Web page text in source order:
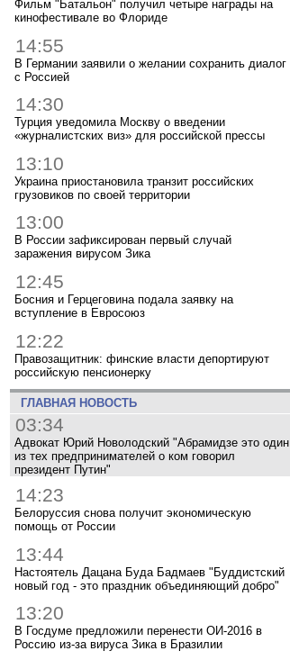
Фильм "Батальон" получил четыре награды на
кинофестивале во Флориде
14:55
В Германии заявили о желании сохранить диалог
с Россией
14:30
Турция уведомила Москву о введении
«журналистских виз» для российской прессы
13:10
Украина приостановила транзит российских
грузовиков по своей территории
13:00
В России зафиксирован первый случай
заражения вирусом Зика
12:45
Босния и Герцеговина подала заявку на
вступление в Евросоюз
12:22
Правозащитник: финские власти депортируют
российскую пенсионерку
ГЛАВНАЯ НОВОСТЬ
03:34
Адвокат Юрий Новолодский "Абрамидзе это один
из тех предпринимателей о ком говорил
президент Путин"
14:23
Белоруссия снова получит экономическую
помощь от России
13:44
Настоятель Дацана Буда Бадмаев "Буддистский
новый год - это праздник объединяющий добро"
13:20
В Госдуме предложили перенести ОИ-2016 в
Россию из-за вируса Зика в Бразилии